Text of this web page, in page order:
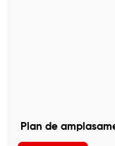
Plan de